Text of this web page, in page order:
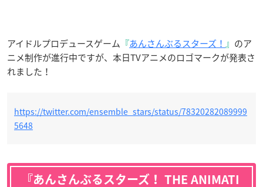
アイドルプロデュースゲーム 『あんさんぶるスターズ！ 』 のア
ニメ制作が進行中ですが、本日TVアニメのロゴマークが発表さ
れました！
https://twitter.com/ensemble_stars/status/78320282089999
5648
『あんさんぶるスターズ！ THE ANIMATI